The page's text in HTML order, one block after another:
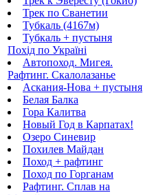
Трек по Сванетии
Тубкаль (4167м)
Тубкаль + пустыня
Похід по Україні
Автопоход. Мигея.
Рафтинг. Скалолазанье
Аскания-Нова + пустыня
Белая Балка
Гора Калитва
Новый Год в Карпатах!
Озеро Синевир
Похилев Майдан
Поход + рафтинг
Поход по Горганам
Рафтинг. Сплав на